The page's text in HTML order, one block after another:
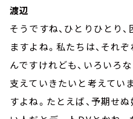
渡辺
そうですね、ひとりひとり
ますよね。私たちは、それ
んですけれども、いろいろ
支えていきたいと考えてい
すよね。たとえば、予期せ